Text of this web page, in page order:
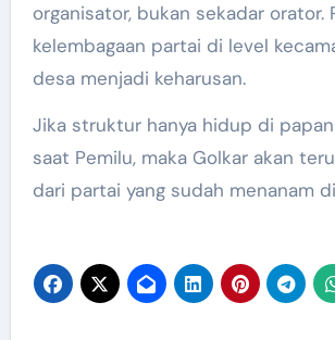
organisator, bukan sekadar orator.
kelembagaan partai di level
desa menjadi keharusan.
Jika struktur hanya hidup di
saat Pemilu, maka Golkar akan
dari partai yang sudah menanam